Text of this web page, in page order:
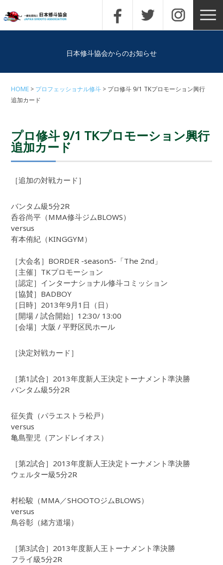
日本修斗協会からのお知らせ
HOME プロフェッショナル修斗
プロ修斗 9/1 TKプロモーション興行
追加カード
プロ修斗 9/1 TKプロモーション興行
追加カード
［追加の対戦カード］
バンタム級5分2R
呑谷尚平（MMA修斗ジムBLOWS）
versus
有本侑紀（KINGGYM）
［大会名］BORDER -season5-「The 2nd」
［主催］TKプロモーション
［認定］インターナショナル修斗コミッション
［協賛］BADBOY
［日時］2013年9月1日（日）
［開場 / 試合開始］12:30/ 13:00
［会場］大阪 / 平野区民ホール
［決定対戦カード］
［第1試合］2013年度新人王決定トーナメント準決勝
バンタム級5分2R
征矢貴（パラエストラ松戸）
versus
亀島聖児（アンドレイオス）
［第2試合］2013年度新人王決定トーナメント準決勝
ウェルター級5分2R
村松駿（MMA／SHOOTOジムBLOWS）
versus
鳥谷彰（緒方道場）
［第3試合］2013年度新人王トーナメント準決勝
フライ級5分2R